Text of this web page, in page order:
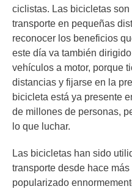
ciclistas. Las bicicletas
transporte en pequeñas
reconocer los beneficios
este día va también
vehículos a motor, porque
distancias y fijarse en la
bicicleta está ya presente
de millones de personas,
lo que luchar.
Las bicicletas han sido
transporte desde hace
popularizado